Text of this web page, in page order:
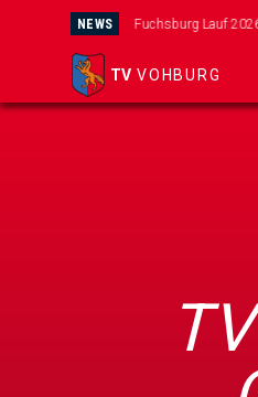
NEWS Wir suchen dich für
TV VOHBURG